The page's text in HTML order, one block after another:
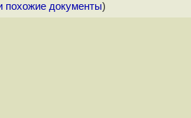
похожие документы)